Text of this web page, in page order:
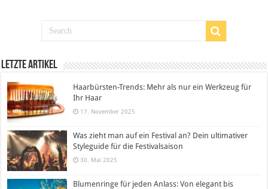
Letzte Artikel
Haarbürsten-Trends: Mehr als nur ein Werkzeug für
Ihr Haar
17. November 2025
Was zieht man auf ein Festival an? Dein ultimativer
Styleguide für die Festivalsaison
30. Mai 2025
Blumenringe für jeden Anlass: Von elegant bis